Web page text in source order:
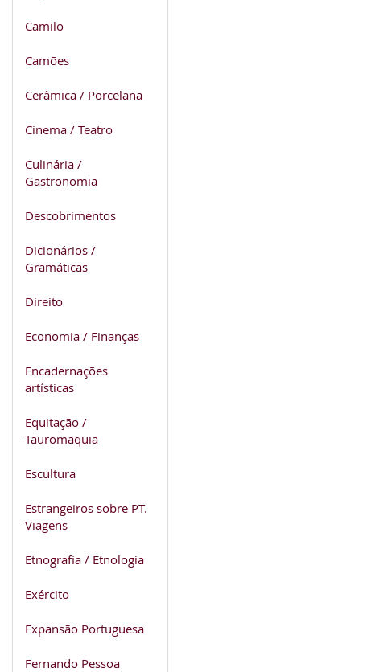
Camilo
Camões
Cerâmica / Porcelana
Cinema / Teatro
Culinária /
Gastronomia
Descobrimentos
Dicionários /
Gramáticas
Direito
Economia / Finanças
Encadernações
artísticas
Equitação /
Tauromaquia
Escultura
Estrangeiros sobre PT.
Viagens
Etnografia / Etnologia
Exército
Expansão Portuguesa
Fernando Pessoa